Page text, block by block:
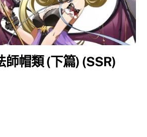
師帽類 (下篇) (SSR)